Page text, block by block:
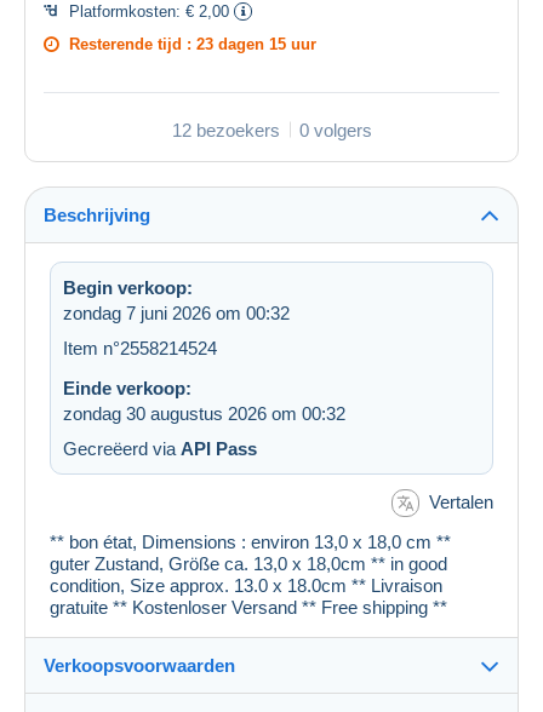
Platformkosten: € 2,00
Resterende tijd : 23 dagen 15 uur
12 bezoekers 0 volgers
Beschrijving
Begin verkoop:
zondag 7 juni 2026 om 00:32
Item n°2558214524
Einde verkoop:
zondag 30 augustus 2026 om 00:32
Gecreëerd via API Pass
Vertalen
** bon état, Dimensions : environ 13,0 x 18,0 cm **
guter Zustand, Größe ca. 13,0 x 18,0cm ** in good
condition, Size approx. 13.0 x 18.0cm ** Livraison
gratuite ** Kostenloser Versand ** Free shipping **
Verkoopsvoorwaarden